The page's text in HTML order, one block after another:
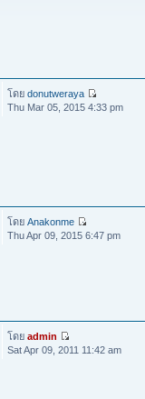
โดยdonutweraya
Thu Mar 05, 2015 4:33 pm
โดยAnakonme
Thu Apr 09, 2015 6:47 pm
โดยadmin
Sat Apr 09, 2011 11:42 am